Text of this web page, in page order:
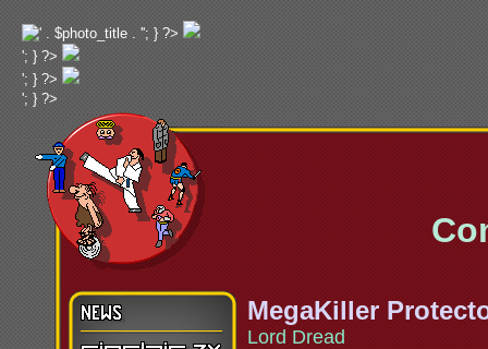
'; } ?>
'; } ?>
'; } ?>
'; } ?>
MegaKiller
Lord Dread